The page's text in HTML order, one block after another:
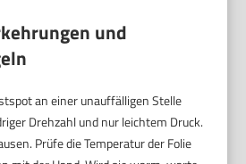
und
an einer unauffälligen Stelle
Drehzahl und nur leichtem Druck.
Prüfe die Temperatur der Folie